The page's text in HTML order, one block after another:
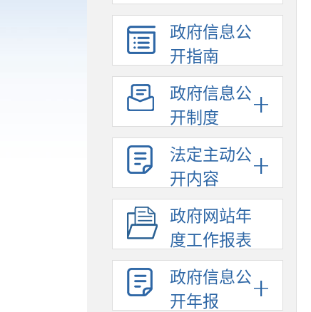
政府信息公
开指南
政府信息公
开制度
法定主动公
开内容
政府网站年
度工作报表
政府信息公
开年报